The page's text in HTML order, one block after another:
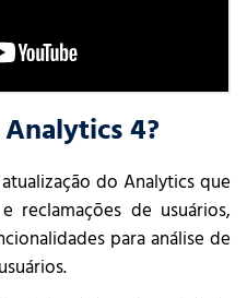
4?
do Analytics que
reclamações de usuários,
para análise de